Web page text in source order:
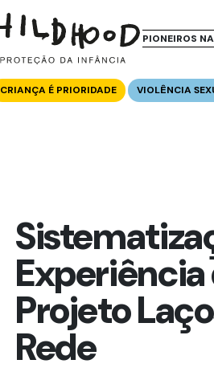
PIONEIROS
CRIANÇA É PRIORIDADE VIOLÊNCIA
Experiência
Projeto
Rede